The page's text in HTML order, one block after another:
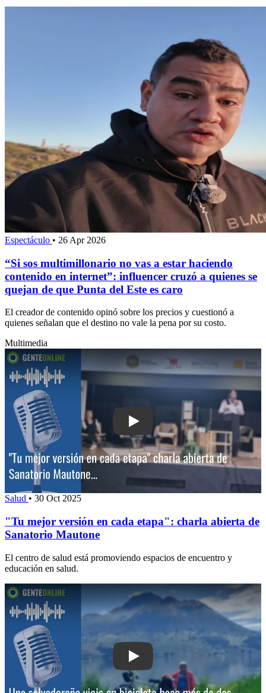
Espectáculo • 26 Apr 2026
“Si sos multimillonario no vas a estar haciendo
contenido en internet”: influencer cruzó a quienes se
quejan de que Punta del Este es caro
El creador de contenido opinó sobre los precios y cuestionó a
quienes señalan que el destino no vale la pena por su costo.
Multimedia
Play: "Tu mejor versión en cada
Salud • 30 Oct 2025
"Tu mejor versión en cada etapa": charla abierta de
Sanatorio Mautone
El centro de salud está promoviendo espacios de encuentro y
educación en salud.
Play: Una salvadoreña viaja en